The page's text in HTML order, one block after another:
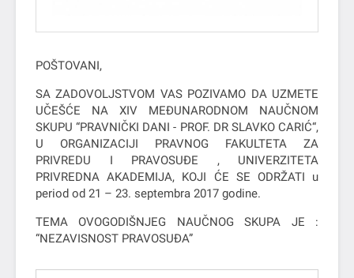
POŠTOVANI,
SA ZADOVOLJSTVOM VAS POZIVAMO DA UZMETE
UČEŠĆE NA XIV MEĐUNARODNOM NAUČNOM
SKUPU “PRAVNIČKI DANI - PROF. DR SLAVKO CARIĆ“,
U ORGANIZACIJI PRAVNOG FAKULTETA ZA
PRIVREDU I PRAVOSUĐE , UNIVERZITETA
PRIVREDNA AKADEMIJA, KOJI ĆE SE ODRŽATI u
period od 21 – 23. septembra 2017 godine.
TEMA OVOGODIŠNJEG NAUČNOG SKUPA JE :
“NEZAVISNOST PRAVOSUĐA”